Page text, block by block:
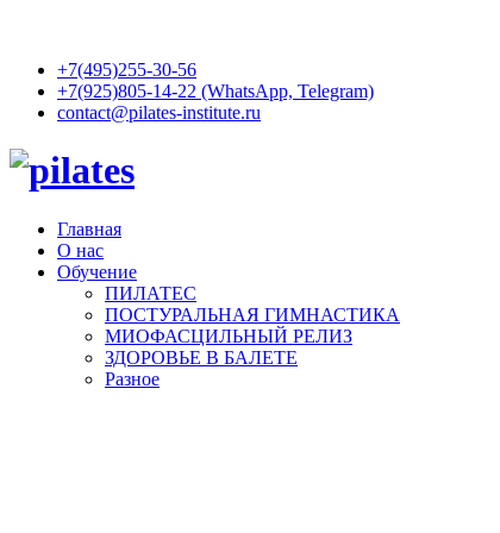
+7(495)255-30-56
+7(925)805-14-22 (WhatsApp, Telegram)
contact@pilates-institute.ru
Главная
О нас
Обучение
ПИЛАТЕС
ПОСТУРАЛЬНАЯ ГИМНАСТИКА
МИОФАСЦИЛЬНЫЙ РЕЛИЗ
ЗДОРОВЬЕ В БАЛЕТЕ
Разное